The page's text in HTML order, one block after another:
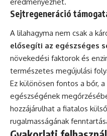
Sejtregeneráció
A lilahagyma nem csak a
elősegíti az egészséges
növekedési faktorok és
természetes megújulási
Ez különösen fontos a bőr,
egészségének
hozzájárulhat a fiatalos
rugalmasságának